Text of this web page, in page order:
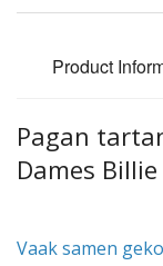
Product
Pagan
Dames
Vaak samen